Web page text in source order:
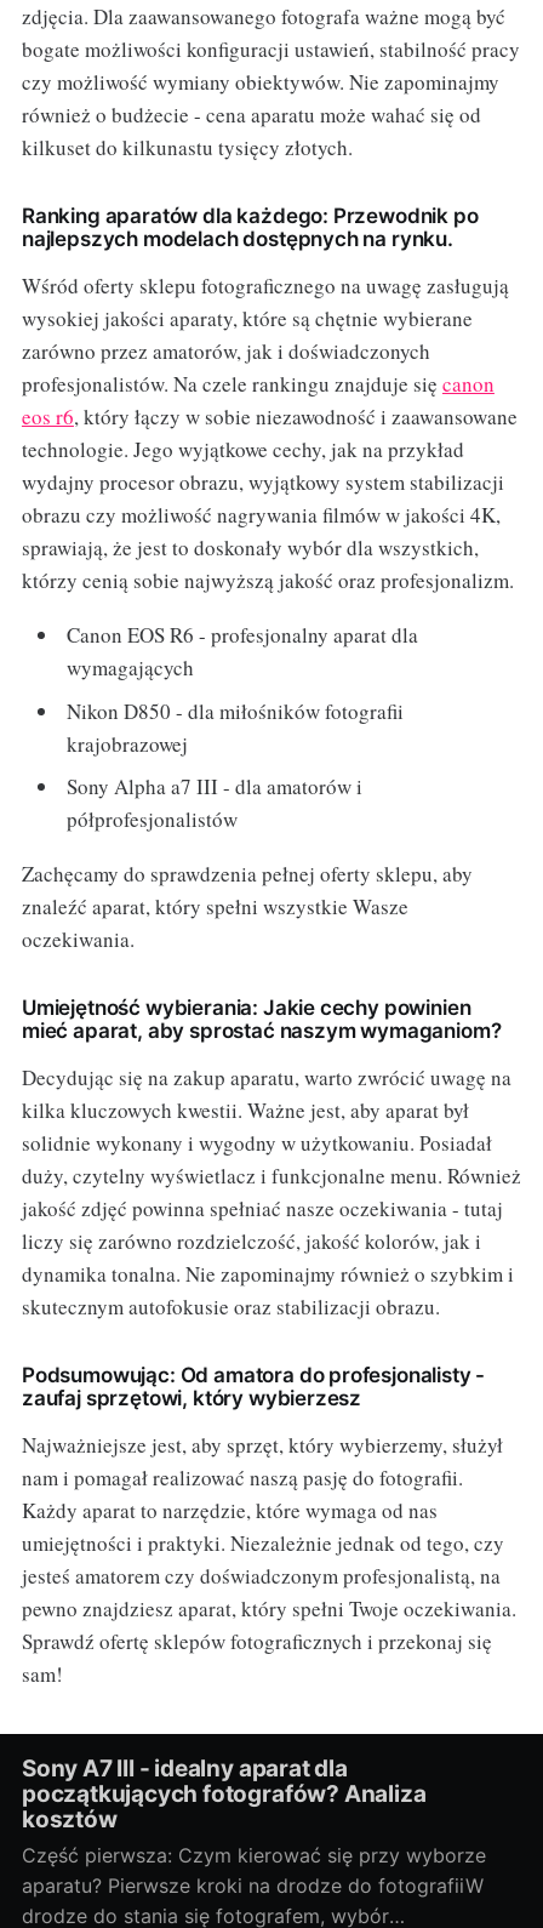
zdjęcia. Dla zaawansowanego fotografa ważne mogą być
bogate możliwości konfiguracji ustawień, stabilność pracy
czy możliwość wymiany obiektywów. Nie zapominajmy
również o budżecie - cena aparatu może wahać się od
kilkuset do kilkunastu tysięcy złotych.
Ranking aparatów dla każdego: Przewodnik po
najlepszych modelach dostępnych na rynku.
Wśród oferty sklepu fotograficznego na uwagę zasługują
wysokiej jakości aparaty, które są chętnie wybierane
zarówno przez amatorów, jak i doświadczonych
profesjonalistów. Na czele rankingu znajduje się canon
eos r6, który łączy w sobie niezawodność i zaawansowane
technologie. Jego wyjątkowe cechy, jak na przykład
wydajny procesor obrazu, wyjątkowy system stabilizacji
obrazu czy możliwość nagrywania filmów w jakości 4K,
sprawiają, że jest to doskonały wybór dla wszystkich,
którzy cenią sobie najwyższą jakość oraz profesjonalizm.
Canon EOS R6 - profesjonalny aparat dla
wymagających
Nikon D850 - dla miłośników fotografii
krajobrazowej
Sony Alpha a7 III - dla amatorów i
półprofesjonalistów
Zachęcamy do sprawdzenia pełnej oferty sklepu, aby
znaleźć aparat, który spełni wszystkie Wasze
oczekiwania.
Umiejętność wybierania: Jakie cechy powinien
mieć aparat, aby sprostać naszym wymaganiom?
Decydując się na zakup aparatu, warto zwrócić uwagę na
kilka kluczowych kwestii. Ważne jest, aby aparat był
solidnie wykonany i wygodny w użytkowaniu. Posiadał
duży, czytelny wyświetlacz i funkcjonalne menu. Również
jakość zdjęć powinna spełniać nasze oczekiwania - tutaj
liczy się zarówno rozdzielczość, jakość kolorów, jak i
dynamika tonalna. Nie zapominajmy również o szybkim i
skutecznym autofokusie oraz stabilizacji obrazu.
Podsumowując: Od amatora do profesjonalisty -
zaufaj sprzętowi, który wybierzesz
Najważniejsze jest, aby sprzęt, który wybierzemy, służył
nam i pomagał realizować naszą pasję do fotografii.
Każdy aparat to narzędzie, które wymaga od nas
umiejętności i praktyki. Niezależnie jednak od tego, czy
jesteś amatorem czy doświadczonym profesjonalistą, na
pewno znajdziesz aparat, który spełni Twoje oczekiwania.
Sprawdź ofertę sklepów fotograficznych i przekonaj się
sam!
Sony A7 III - idealny aparat dla
początkujących fotografów? Analiza
kosztów
Część pierwsza: Czym kierować się przy wyborze
aparatu? Pierwsze kroki na drodze do fotografiiW
drodze do stania się fotografem, wybór